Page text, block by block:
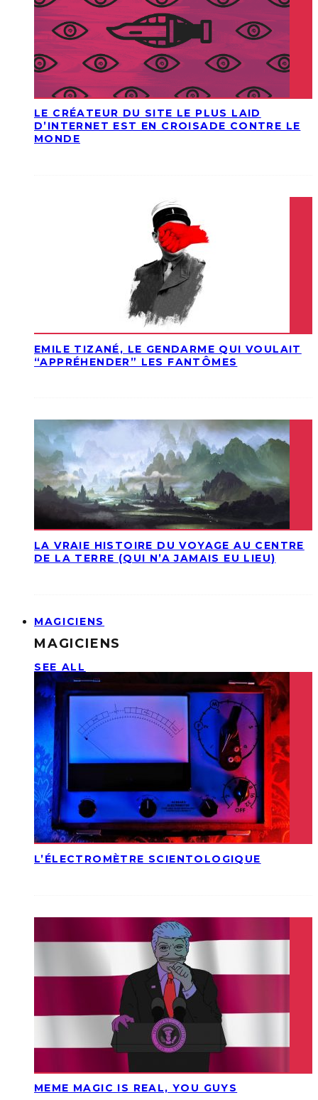
LE CRÉATEUR DU SITE LE PLUS LAID
D’INTERNET EST EN CROISADE CONTRE LE
MONDE
EMILE TIZANÉ, LE GENDARME QUI VOULAIT
“APPRÉHENDER” LES FANTÔMES
LA VRAIE HISTOIRE DU VOYAGE AU CENTRE
DE LA TERRE (QUI N’A JAMAIS EU LIEU)
MAGICIENS
MAGICIENS
SEE ALL
L’ÉLECTROMÈTRE SCIENTOLOGIQUE
MEME MAGIC IS REAL, YOU GUYS